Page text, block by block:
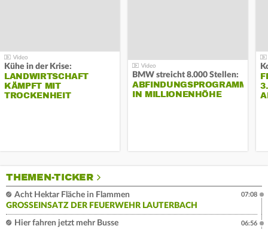
Kühe in der Krise:
LANDWIRTSCHAFT
KÄMPFT MIT
TROCKENHEIT
BMW streicht 8.000 Stellen:
ABFINDUNGSPROGRAMM
IN MILLIONENHÖHE
THEMEN-TICKER
Acht Hektar Fläche in Flammen
GROSSEINSATZ DER FEUERWEHR LAUTERBACH
07:08
Hier fahren jetzt mehr Busse
06:56